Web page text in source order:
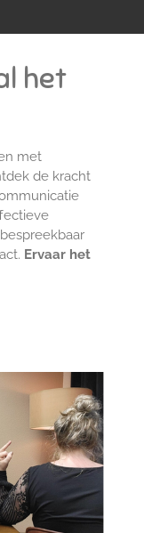
het
met
de kracht
Ervaar het